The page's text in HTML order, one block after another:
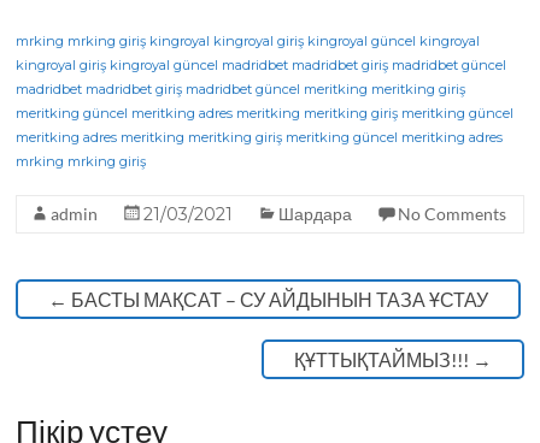
c
e
b
o
o
it
te
r
e
g
ra
a
ts
A
p
mrking mrking giriş kingroyal kingroyal giriş kingroyal güncel kingroyal
kingroyal giriş kingroyal güncel madridbet madridbet giriş madridbet güncel
madridbet madridbet giriş madridbet güncel meritking meritking giriş
meritking güncel meritking adres meritking meritking giriş meritking güncel
meritking adres meritking meritking giriş meritking güncel meritking adres
mrking mrking giriş
admin 21/03/2021 Шардара No Comments
← БАСТЫ МАҚСАТ – СУ АЙДЫНЫН ТАЗА ҰСТАУ
ҚҰТТЫҚТАЙМЫЗ!!! →
Пікір үстеу